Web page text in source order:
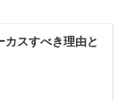
カスすべき理由と